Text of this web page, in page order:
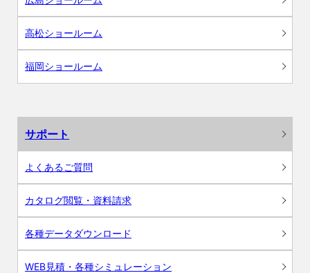
高松ショールーム
福岡ショールーム
サポート
よくあるご質問
カタログ閲覧・資料請求
各種データダウンロード
WEB見積・各種シミュレーション